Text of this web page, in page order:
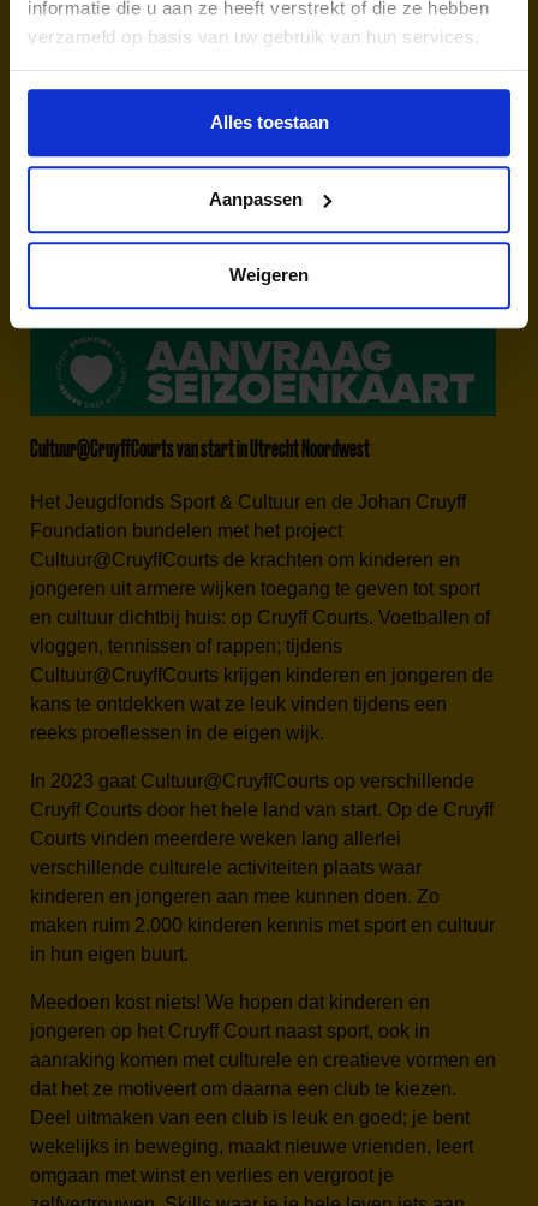
informatie die u aan ze heeft verstrekt of die ze hebben
verzameld op basis van uw gebruik van hun services.
Alles toestaan
Aanpassen
Weigeren
seizoenkaart ontvangen.
2024-2025. Het is verboden deze kaarten door te
zal tot intrekking van de seizoenkaarten leiden.
weer eens samen juichen.
Cultuur@CruyffCourts van start in Utrecht Noordwest
Het Jeugdfonds Sport & Cultuur en de Johan Cruyff
Foundation bundelen met het project
Cultuur@CruyffCourts de krachten om kinderen en
jongeren uit armere wijken toegang te geven tot sport
en cultuur dichtbij huis: op Cruyff Courts. Voetballen of
vloggen, tennissen of rappen; tijdens
Cultuur@CruyffCourts krijgen kinderen en jongeren de
kans te ontdekken wat ze leuk vinden tijdens een
reeks proeflessen in de eigen wijk.
In 2023 gaat Cultuur@CruyffCourts op verschillende
Cruyff Courts door het hele land van start. Op de Cruyff
Courts vinden meerdere weken lang allerlei
verschillende culturele activiteiten plaats waar
kinderen en jongeren aan mee kunnen doen. Zo
maken ruim 2.000 kinderen kennis met sport en cultuur
in hun eigen buurt.
Meedoen kost niets! We hopen dat kinderen en
jongeren op het Cruyff Court naast sport, ook in
aanraking komen met culturele en creatieve vormen en
dat het ze motiveert om daarna een club te kiezen.
Deel uitmaken van een club is leuk en goed; je bent
wekelijks in beweging, maakt nieuwe vrienden, leert
omgaan met winst en verlies en vergroot je